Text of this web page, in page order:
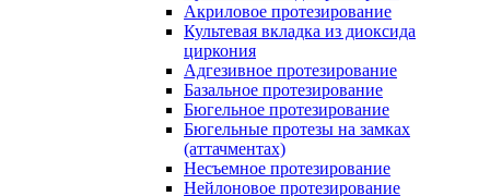
Акриловое протезирование
Культевая вкладка из диоксида
циркония
Адгезивное протезирование
Базальное протезирование
Бюгельное протезирование
Бюгельные протезы на замках
(аттачментах)
Несъемное протезирование
Нейлоновое протезирование